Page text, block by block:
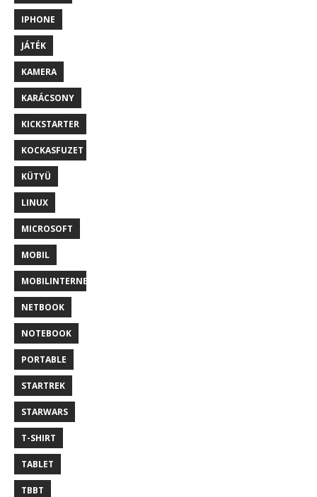
IPHONE
JÁTÉK
KAMERA
KARÁCSONY
KICKSTARTER
KOCKASFUZET
KÜTYÜ
LINUX
MICROSOFT
MOBIL
MOBILINTERNET
NETBOOK
NOTEBOOK
PORTABLE
STARTREK
STARWARS
T-SHIRT
TABLET
TBBT